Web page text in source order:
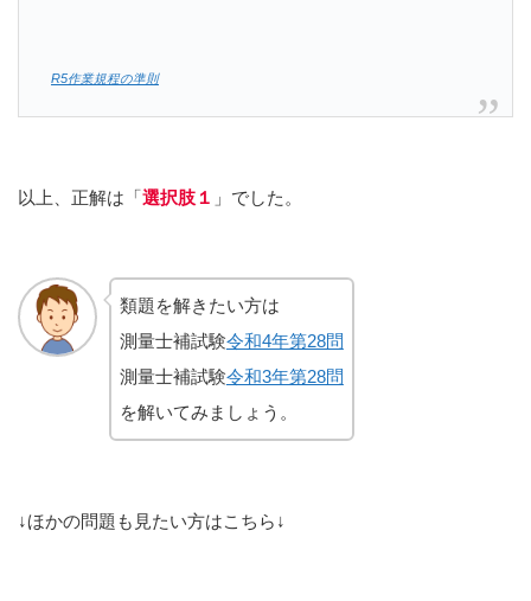
R5作業規程の準則
以上、正解は「選択肢１ 」でした。
類題を解きたい方は
測量士補試験令和4年第28問
測量士補試験令和3年第28問
を解いてみましょう。
↓ほかの問題も見たい方はこちら↓